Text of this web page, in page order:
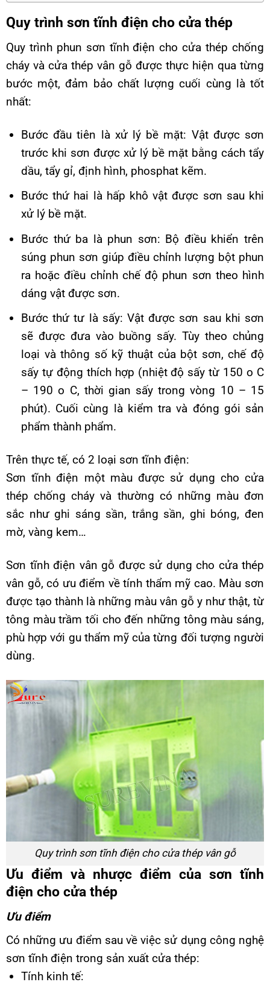
Quy trình sơn tĩnh điện cho cửa thép
Quy trình phun sơn tĩnh điện cho cửa thép chống
cháy và cửa thép vân gỗ được thực hiện qua từng
bước một, đảm bảo chất lượng cuối cùng là tốt
nhất:
Bước đầu tiên là xử lý bề mặt: Vật được sơn
trước khi sơn được xử lý bề mặt bằng cách tẩy
dầu, tẩy gỉ, định hình, phosphat kẽm.
Bước thứ hai là hấp khô vật được sơn sau khi
xử lý bề mặt.
Bước thứ ba là phun sơn: Bộ điều khiển trên
súng phun sơn giúp điều chỉnh lượng bột phun
ra hoặc điều chỉnh chế độ phun sơn theo hình
dáng vật được sơn.
Bước thứ tư là sấy: Vật được sơn sau khi sơn
sẽ được đưa vào buồng sấy. Tùy theo chủng
loại và thông số kỹ thuật của bột sơn, chế độ
sấy tự động thích hợp (nhiệt độ sấy từ 150 o C
– 190 o C, thời gian sấy trong vòng 10 – 15
phút). Cuối cùng là kiểm tra và đóng gói sản
phẩm thành phẩm.
Trên thực tế, có 2 loại sơn tĩnh điện:
Sơn tĩnh điện một màu được sử dụng cho cửa
thép chống cháy và thường có những màu đơn
sắc như ghi sáng sần, trắng sần, ghi bóng, đen
mờ, vàng kem…
Sơn tĩnh điện vân gỗ được sử dụng cho cửa thép
vân gỗ, có ưu điểm về tính thẩm mỹ cao. Màu sơn
được tạo thành là những màu vân gỗ y như thật, từ
tông màu trầm tối cho đến những tông màu sáng,
phù hợp với gu thẩm mỹ của từng đối tượng người
dùng.
Quy trình sơn tĩnh điện cho cửa thép vân gỗ
Ưu điểm và nhược điểm của sơn tĩnh
điện cho cửa thép
Ưu điểm
Có những ưu điểm sau về việc sử dụng công nghệ
sơn tĩnh điện trong sản xuất cửa thép:
Tính kinh tế: